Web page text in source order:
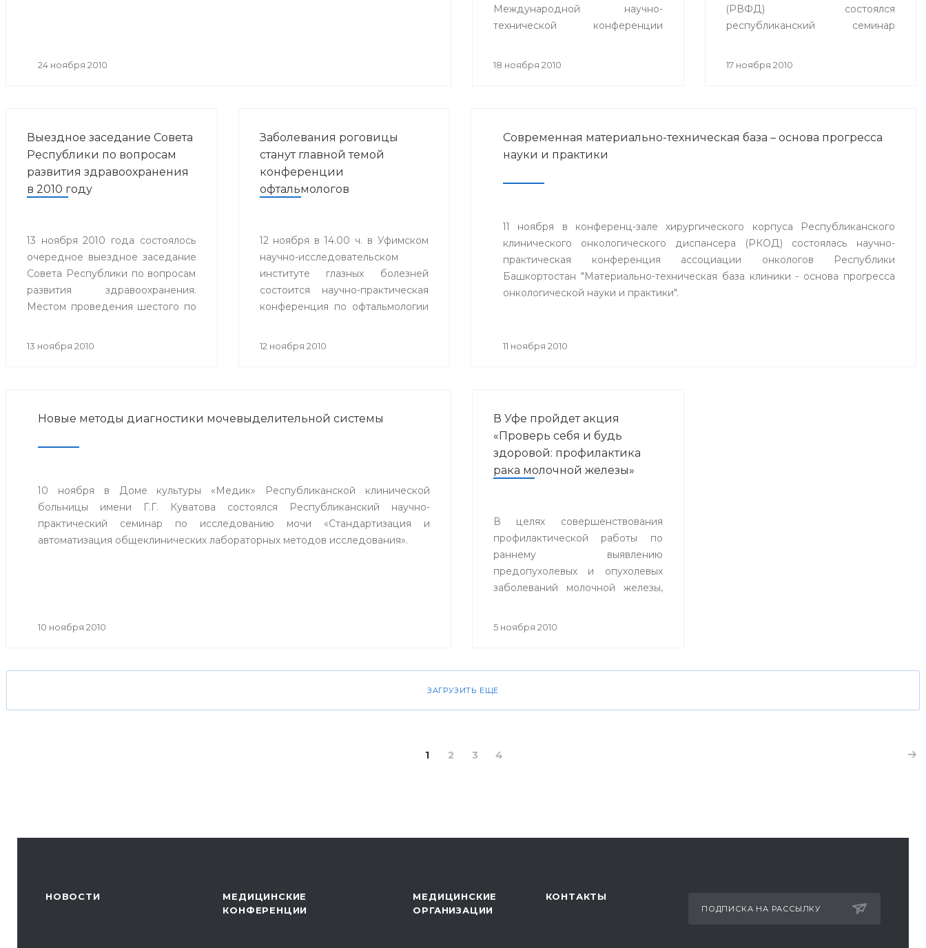
24 ноября 2010
Международной научно-
технической конференции
телекоммуникаций 2010»
18 ноября 2010
(РВФД) состоялся
республиканский семинар
современной системе охраны
17 ноября 2010
Выездное заседание Совета
Республики по вопросам
развития здравоохранения
в 2010 году
13 ноября 2010 года состоялось
очередное выездное заседание
Совета Республики по вопросам
развития здравоохранения.
Местом проведения шестого по
округ г.Уфа.
13 ноября 2010
Заболевания роговицы
станут главной темой
конференции
офтальмологов
12 ноября в 14.00 ч. в Уфимском
научно-исследовательском
институте глазных болезней
состоится научно-практическая
конференция по офтальмологии
хирургического и
12 ноября 2010
Современная материально-техническая база – основа прогресса
науки и практики
11 ноября в конференц-зале хирургического корпуса Республиканского
клинического онкологического диспансера (РКОД) состоялась научно-
практическая конференция ассоциации онкологов Республики
Башкортостан "Материально-техническая база клиники - основа прогресса
онкологической науки и практики".
11 ноября 2010
Новые методы диагностики мочевыделительной системы
10 ноября в Доме культуры «Медик» Республиканской клинической
больницы имени Г.Г. Куватова состоялся Республиканский научно-
практический семинар по исследованию мочи «Стандартизация и
автоматизация общеклинических лабораторных методов исследования».
10 ноября 2010
В Уфе пройдет акция
«Проверь себя и будь
здоровой: профилактика
рака молочной железы»
В целях совершенствования
профилактической работы по
раннему выявлению
предопухолевых и опухолевых
заболеваний молочной железы,
самообследования и
«Проверь себя и будь здоровой:
профилактика рака молочной
5 ноября 2010
ЗАГРУЗИТЬ ЕЩЕ
1 2 3 4
НОВОСТИ
МЕДИЦИНСКИЕ
КОНФЕРЕНЦИИ
МЕДИЦИНСКИЕ
ОРГАНИЗАЦИИ
КОНТАКТЫ
ПОДПИСКА НА РАССЫЛКУ